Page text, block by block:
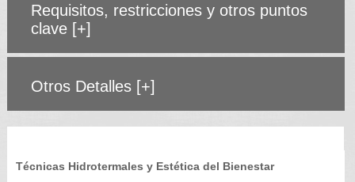
Requisitos, restricciones y otros puntos
clave [+]
Otros Detalles [+]
Técnicas Hidrotermales y Estética del Bienestar